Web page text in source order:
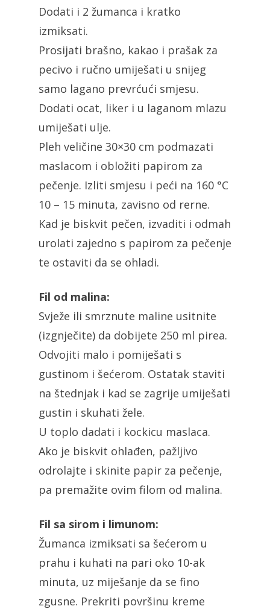
Dodati i 2 žumanca i kratko
izmiksati.
Prosijati brašno, kakao i prašak za
pecivo i ručno umiješati u snijeg
samo lagano prevrćući smjesu.
Dodati ocat, liker i u laganom mlazu
umiješati ulje.
Pleh veličine 30×30 cm podmazati
maslacom i obložiti papirom za
pečenje. Izliti smjesu i peći na 160 °C
10 – 15 minuta, zavisno od rerne.
Kad je biskvit pečen, izvaditi i odmah
urolati zajedno s papirom za pečenje
te ostaviti da se ohladi.
Fil od malina:
Svježe ili smrznute maline usitnite
(izgnječite) da dobijete 250 ml pirea.
Odvojiti malo i pomiješati s
gustinom i šećerom. Ostatak staviti
na štednjak i kad se zagrije umiješati
gustin i skuhati žele.
U toplo dadati i kockicu maslaca.
Ako je biskvit ohlađen, pažljivo
odrolajte i skinite papir za pečenje,
pa premažite ovim filom od malina.
Fil sa sirom i limunom:
Žumanca izmiksati sa šećerom u
prahu i kuhati na pari oko 10-ak
minuta, uz miješanje da se fino
zgusne. Prekriti površinu kreme